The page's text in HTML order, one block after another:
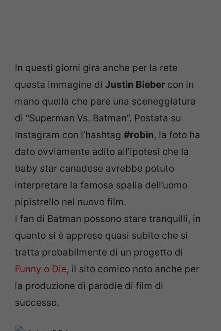
In questi giorni gira anche per la rete
questa immagine di Justin Bieber con in
mano quella che pare una sceneggiatura
di “Superman Vs. Batman”. Postata su
Instagram con l’hashtag #robin, la foto ha
dato ovviamente adito all’ipotesi che la
baby star canadese avrebbe potuto
interpretare la famosa spalla dell’uomo
pipistrello nel nuovo film.
I fan di Batman possono stare tranquilli, in
quanto si è appreso quasi subito che si
tratta probabilmente di un progetto di
Funny o Die, il sito comico noto anche per
la produzione di parodie di film di
successo.